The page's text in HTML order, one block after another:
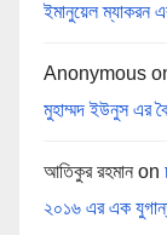
ইমানুয়েল ম্যাকরন
Anonymous
মুহাম্মদ ইউনুস এর
আতিকুর রহমান on
২০১৬ এর এক